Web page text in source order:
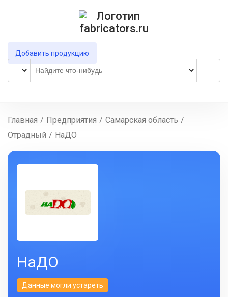
Добавить продукцию
Главная / Предприятия / Самарская область /
Отрадный / НаДO
НаДO
Данные могли устареть